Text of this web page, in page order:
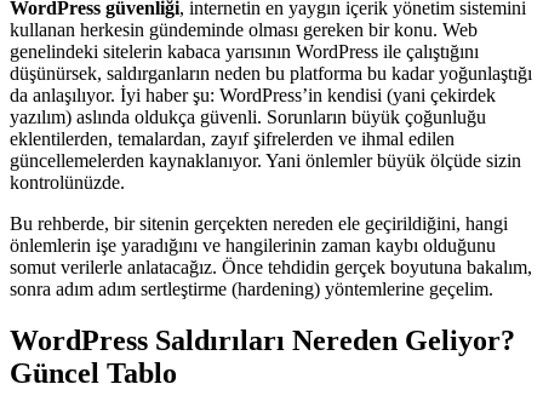
WordPress güvenliği, internetin en yaygın içerik yönetim sistemini
kullanan herkesin gündeminde olması gereken bir konu. Web
genelindeki sitelerin kabaca yarısının WordPress ile çalıştığını
düşünürsek, saldırganların neden bu platforma bu kadar yoğunlaştığı
da anlaşılıyor. İyi haber şu: WordPress’in kendisi (yani çekirdek
yazılım) aslında oldukça güvenli. Sorunların büyük çoğunluğu
eklentilerden, temalardan, zayıf şifrelerden ve ihmal edilen
güncellemelerden kaynaklanıyor. Yani önlemler büyük ölçüde sizin
kontrolünüzde.
Bu rehberde, bir sitenin gerçekten nereden ele geçirildiğini, hangi
önlemlerin işe yaradığını ve hangilerinin zaman kaybı olduğunu
somut verilerle anlatacağız. Önce tehdidin gerçek boyutuna bakalım,
sonra adım adım sertleştirme (hardening) yöntemlerine geçelim.
WordPress Saldırıları Nereden Geliyor?
Güncel Tablo